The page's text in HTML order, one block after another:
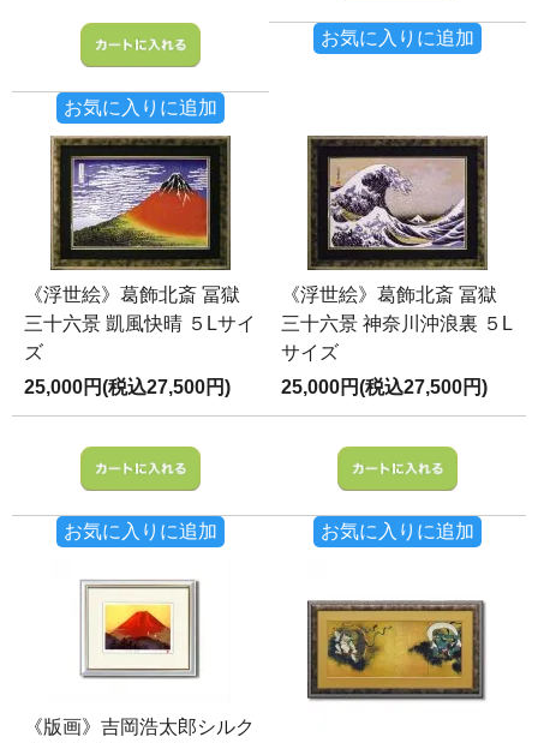
お気に入りに追加
お気に入りに追加
《浮世絵》葛飾北斎 冨獄
三十六景 凱風快晴 ５Lサイ
ズ
25,000円(税込27,500円)
お気に入りに追加
《浮世絵》葛飾北斎 冨獄
三十六景 神奈川沖浪裏 ５L
サイズ
25,000円(税込27,500円)
お気に入りに追加
《版画》吉岡浩太郎シルク